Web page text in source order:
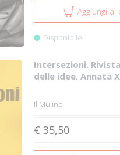
Aggiungi al
Disponibile
Intersezioni.
delle idee. Annata
Il Mulino
€ 35,50